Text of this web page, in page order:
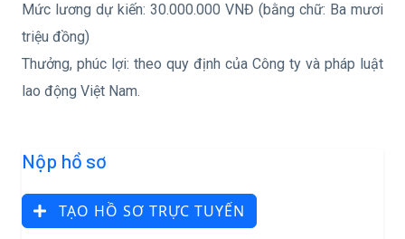
Mức lương dự kiến: 30.000.000 VNĐ (bằng chữ: Ba mươi
triệu đồng)
Thưởng, phúc lợi: theo quy định của Công ty và pháp luật
lao động Việt Nam.
Nộp hồ sơ
TẠO HỒ SƠ TRỰC TUYẾN